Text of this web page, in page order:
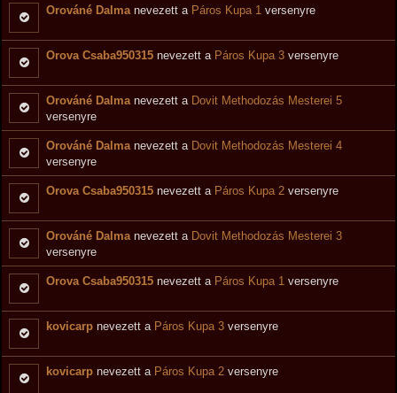
Orováné Dalma nevezett a Páros Kupa 1 versenyre
Orova Csaba950315 nevezett a Páros Kupa 3 versenyre
Orováné Dalma nevezett a Dovit Methodozás Mesterei 5
versenyre
Orováné Dalma nevezett a Dovit Methodozás Mesterei 4
versenyre
Orova Csaba950315 nevezett a Páros Kupa 2 versenyre
Orováné Dalma nevezett a Dovit Methodozás Mesterei 3
versenyre
Orova Csaba950315 nevezett a Páros Kupa 1 versenyre
kovicarp nevezett a Páros Kupa 3 versenyre
kovicarp nevezett a Páros Kupa 2 versenyre